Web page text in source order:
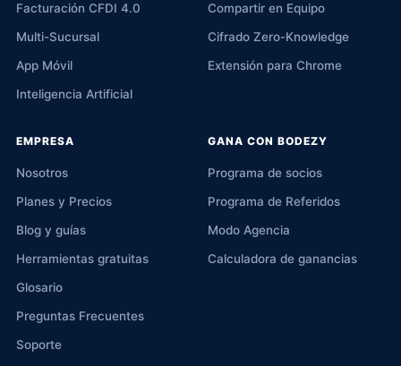
Facturación CFDI 4.0
Multi-Sucursal
App Móvil
Inteligencia Artificial
Compartir en Equipo
Cifrado Zero-Knowledge
Extensión para Chrome
EMPRESA
Nosotros
Planes y Precios
Blog y guías
Herramientas gratuitas
Glosario
Preguntas Frecuentes
Soporte
GANA CON BODEZY
Programa de socios
Programa de Referidos
Modo Agencia
Calculadora de ganancias